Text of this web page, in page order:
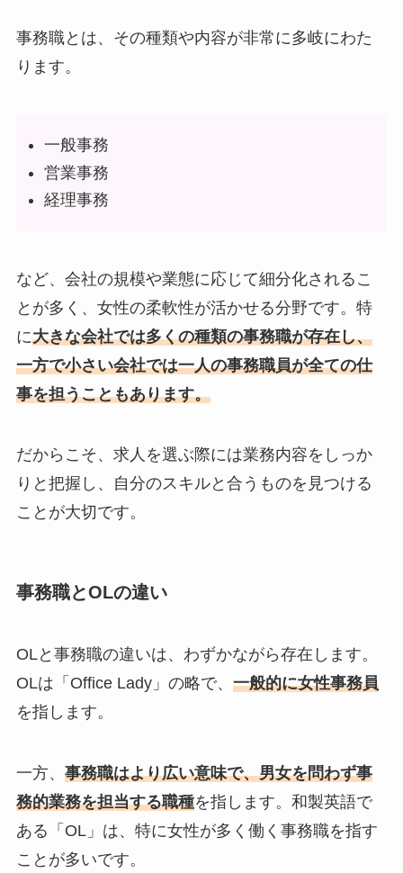
事務職とは、その種類や内容が非常に多岐にわた
ります。
一般事務
営業事務
経理事務
など、会社の規模や業態に応じて細分化されるこ
とが多く、女性の柔軟性が活かせる分野です。特
に大きな会社では多くの種類の事務職が存在し、
一方で小さい会社では一人の事務職員が全ての仕
事を担うこともあります。
だからこそ、求人を選ぶ際には業務内容をしっか
りと把握し、自分のスキルと合うものを見つける
ことが大切です。
事務職とOLの違い
OLと事務職の違いは、わずかながら存在します。
OLは「Office Lady」の略で、 一般的に女性事務員
を指します。
一方、 事務職はより広い意味で、男女を問わず事
務的業務を担当する職種を指します。和製英語で
ある「OL」は、特に女性が多く働く事務職を指す
ことが多いです。